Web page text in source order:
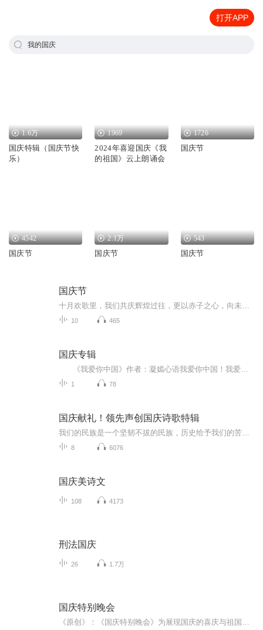
打开APP
我的国庆
1.6万
国庆特辑（国庆节快
乐）
1969
2024年喜迎国庆《我
的祖国》云上朗诵会
1726
国庆节
4542
国庆节
2.1万
国庆节
543
国庆节
国庆节
10 465
国庆专辑
1 78
国庆献礼！领先声创国庆诗歌特辑
8 6076
国庆美诗文
108 4173
刑法国庆
26 1.7万
国庆特别晚会